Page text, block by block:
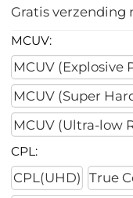
Gratis verzending
MCUV:
MCUV (Explosive
MCUV (Super
MCUV (Ultra-low
CPL:
CPL(UHD)
True